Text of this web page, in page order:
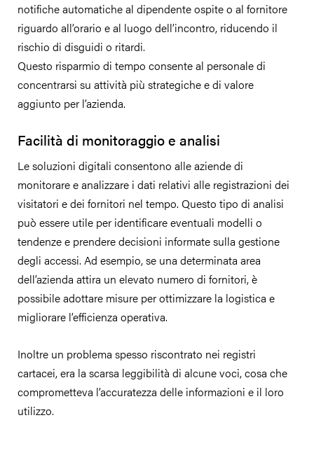
notifiche automatiche al dipendente ospite o al fornitore
riguardo all’orario e al luogo dell’incontro, riducendo il
rischio di disguidi o ritardi.
Questo risparmio di tempo consente al personale di
concentrarsi su attività più strategiche e di valore
aggiunto per l’azienda.
Facilità di monitoraggio e analisi
Le soluzioni digitali consentono alle aziende di
monitorare e analizzare i dati relativi alle registrazioni dei
visitatori e dei fornitori nel tempo. Questo tipo di analisi
può essere utile per identificare eventuali modelli o
tendenze e prendere decisioni informate sulla gestione
degli accessi. Ad esempio, se una determinata area
dell’azienda attira un elevato numero di fornitori, è
possibile adottare misure per ottimizzare la logistica e
migliorare l’efficienza operativa.
Inoltre un problema spesso riscontrato nei registri
cartacei, era la scarsa leggibilità di alcune voci, cosa che
comprometteva l’accuratezza delle informazioni e il loro
utilizzo.